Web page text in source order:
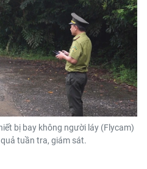
bị bay không người láy (Flycam)
tuần tra, giám sát.